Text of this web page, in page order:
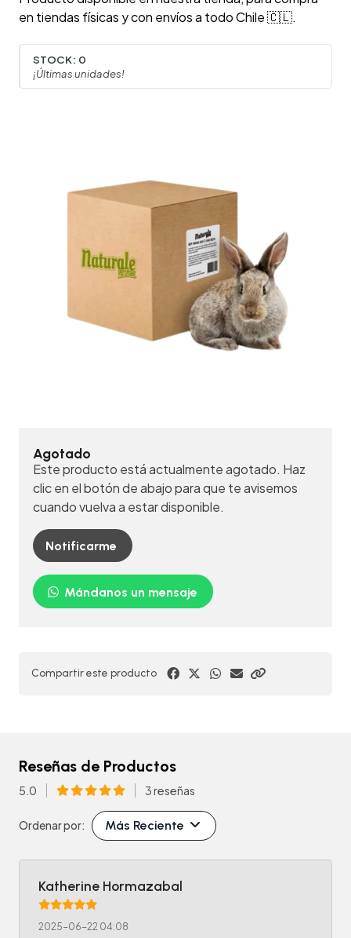
en tiendas físicas y con envíos a todo Chile 🇨🇱.
STOCK: 0
¡Últimas unidades!
Agotado
Este producto está actualmente agotado. Haz
clic en el botón de abajo para que te avisemos
cuando vuelva a estar disponible.
Notificarme
Mándanos un mensaje
Compartir este producto
Reseñas de Productos
5.0 3 reseñas
Ordenar por: Más Reciente
Katherine Hormazabal
2025-06-22 04:08